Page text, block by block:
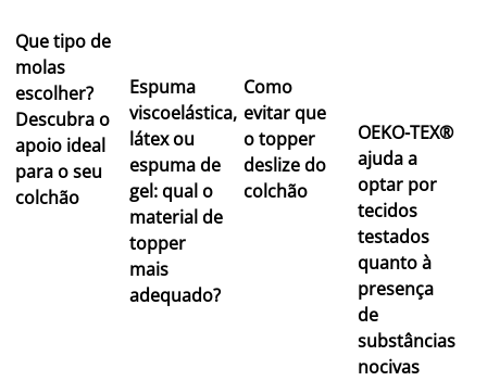
Que tipo de
molas
escolher?
Descubra o
apoio ideal
para o seu
colchão
Espuma
viscoelástica,
látex ou
espuma de
gel: qual o
material de
topper
mais
adequado?
Como
evitar que
o topper
deslize do
colchão
OEKO-TEX®
ajuda a
optar por
tecidos
testados
quanto à
presença
de
substâncias
nocivas